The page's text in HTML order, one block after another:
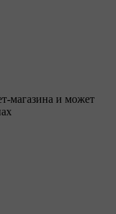
магазина и может